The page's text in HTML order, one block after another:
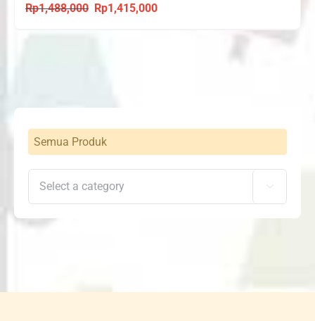
Rp1,488,000
Original
Rp1,415,000Current
Semua Produk
